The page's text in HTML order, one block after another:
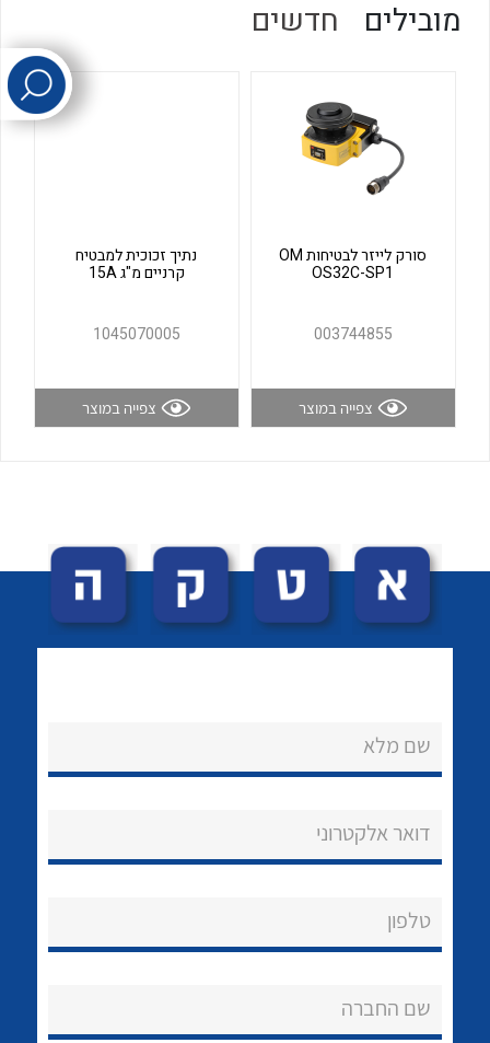
לכל מוצרי היצרן
לכל מוצרי היצרן לכל מוצרי היצרן
לכל מוצרי היצרן
מובילים חדשים
סורק לייזר לבטיחות OM
OS32C-SP1
003744855
צפייה במוצר
נתיך זכוכית למבטיח
קרניים מ"ג 15A
1045070005
צפייה במוצר
שם מלא
דואר אלקטרוני
טלפון
שם החברה